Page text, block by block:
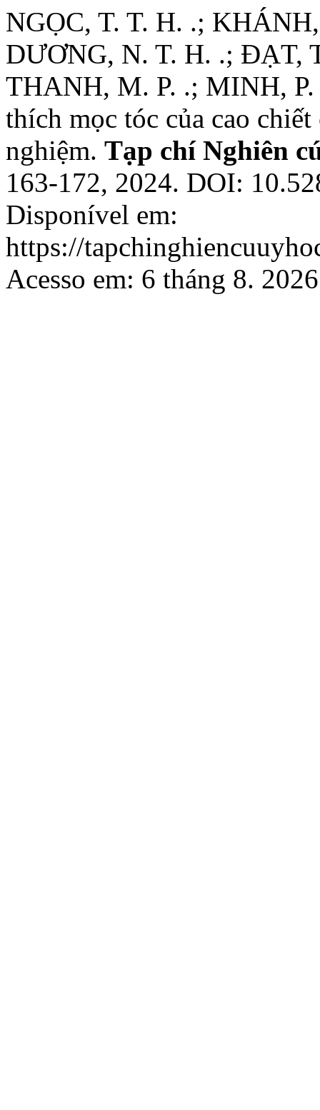
NGỌC, T. T. H. .;
DƯƠNG, N. T. H. .; ĐẠT,
THANH, M. P. .; MINH,
thích mọc tóc của cao
nghiệm. Tạp chí Nghiên
163-172, 2024. DOI:
Disponível em:
https://
Acesso em: 6 tháng 8.